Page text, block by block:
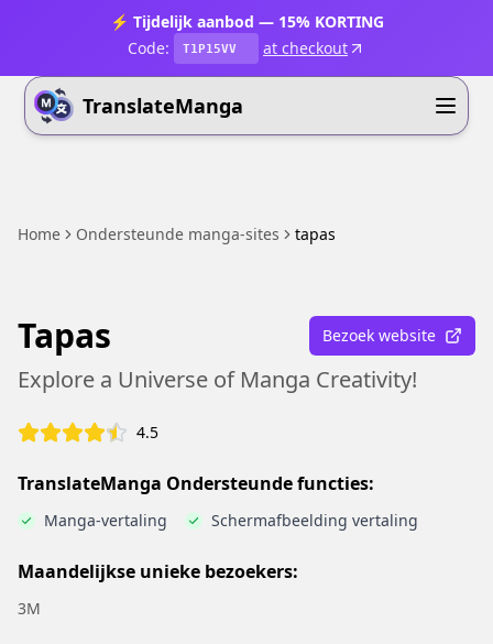
⚡ Tijdelijk aanbod — 15% KORTING
Code:
T1P15VV at checkout
TranslateManga
Home Ondersteunde manga-sites tapas
Tapas Bezoek website
Explore a Universe of Manga Creativity!
4.5
TranslateManga Ondersteunde functies:
Manga-vertaling Schermafbeelding vertaling
Maandelijkse unieke bezoekers:
3M